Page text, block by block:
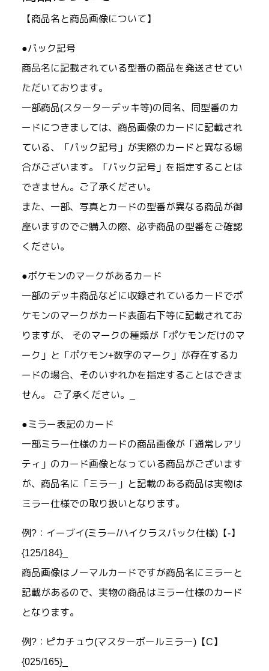
【商品名と商品画像について】
●パック記号
商品名に記載されている型番の商品を発送させてい
ただいております。
一部商品(スターターデッキ等)の同名、同型番のカ
ードにつきましては、商品画像のカードに記載され
ている、「パック記号」が実際のカードと異なる場
合がございます。「パック記号」を指定することは
できません。ご了承ください。
また、一部、写真とカードの型番が異なる商品が御
座いますのでご購入の際、必ず商品の型番をご確認
ください。
●ポケモンのマークがあるカード
一部のデッキ商品などに収録されているカードでポ
ケモンのマークがカード表面右下等に記載されてお
りますが、 そのマークの種類が「ポケモンだけのマ
ーク」と「ポケモン+数字のマーク」が存在するカ
ードの場合、そのいずれかを指定することはできま
せん。 ご了承ください。_
●ミラー表記のカード
一部ミラー仕様のカードの商品画像が「通常レアリ
ティ」のカード画像となっている商品がございます
が、商品名に「ミラー」と記載のある商品は実物は
ミラー仕様での取り扱いとなります。
例?：イーブイ(ミラー/ハイクラスパック仕様)【-】
{125/184}_
商品画像はノーマルカードですが商品名にミラーと
記載があるので、実物の商品はミラー仕様のカード
となります。
例?：ピカチュウ(マスターボールミラー)【C】
{025/165}_